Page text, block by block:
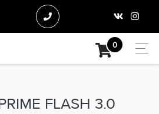
0
FLASH 3.0